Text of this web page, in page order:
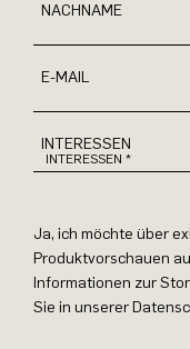
NACHNAME
E-MAIL
INTERESSEN
Ja, ich möchte über
Produktvorschauen
Informationen zur
Sie in unserer